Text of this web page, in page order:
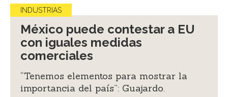
INDUSTRIAS
México puede contestar a EU
con iguales medidas
comerciales
“Tenemos elementos para mostrar la
importancia del país”: Guajardo.